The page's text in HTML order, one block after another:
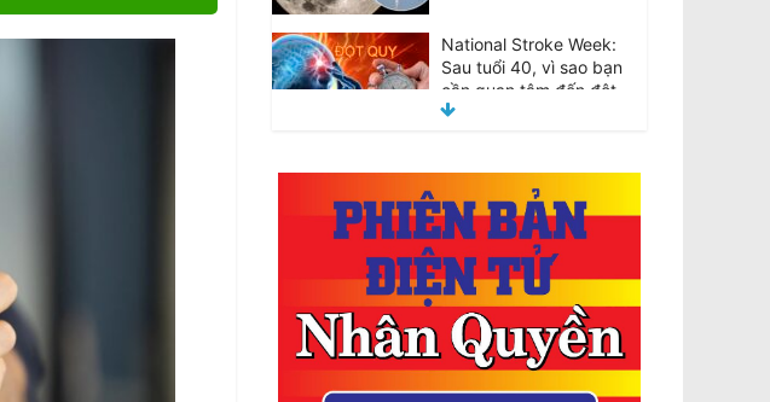
National Stroke Week:
Sau tuổi 40, vì sao bạn
cần quan tâm đến đột
quỵ?
National Stroke Week:
Tức giận làm gia tăng
nguy cơ đột quỵ
August 6, 2026
National Stroke Week:
Uống cà phê, trà giúp
giảm nguy cơ đột quỵ
lên đến 40%